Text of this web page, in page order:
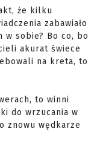
że kilku
zabawiało
w sobie? Bo co, bo
akurat świece
na kreta, to
to winni
do wrzucania w
znowu wędkarze